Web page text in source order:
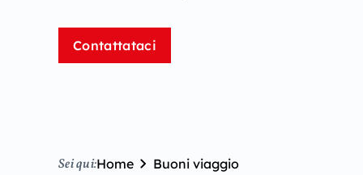
Contattataci
Sei qui:Home Buoni viaggio